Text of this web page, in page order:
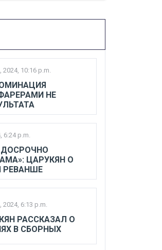
2024, 10:16 p.m.
НЕ
6:24 p.m.
ДОСРОЧНО
ЦАРУКЯН О
2024, 6:13 p.m.
РАССКАЗАЛ О
В СБОРНЫХ